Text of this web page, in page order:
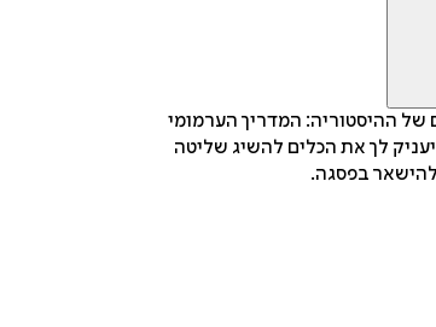
של ההיסטוריה: המדריך הערמומי
לך את הכלים להשיג שליטה
בפסגה.